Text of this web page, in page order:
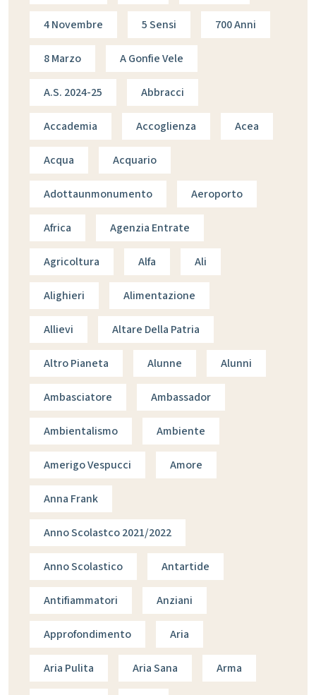
4 Novembre 5 Sensi 700 Anni
8 Marzo A Gonfie Vele
A.s. 2024-25 Abbracci
Accademia Accoglienza Acea
Acqua Acquario
Adottaunmonumento Aeroporto
Africa Agenzia Entrate
Agricoltura Alfa Ali
Alighieri Alimentazione
Allievi Altare Della Patria
Altro Pianeta Alunne Alunni
Ambasciatore Ambassador
Ambientalismo Ambiente
Amerigo Vespucci Amore
Anna Frank
Anno Scolastco 2021/2022
Anno Scolastico Antartide
Antifiammatori Anziani
Approfondimento Aria
Aria Pulita Aria Sana Arma